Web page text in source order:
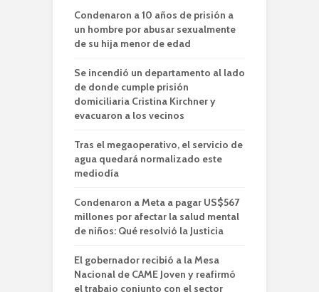
Condenaron a 10 años de prisión a
un hombre por abusar sexualmente
de su hija menor de edad
Se incendió un departamento al lado
de donde cumple prisión
domiciliaria Cristina Kirchner y
evacuaron a los vecinos
Tras el megaoperativo, el servicio de
agua quedará normalizado este
mediodía
Condenaron a Meta a pagar US$567
millones por afectar la salud mental
de niños: Qué resolvió la Justicia
El gobernador recibió a la Mesa
Nacional de CAME Joven y reafirmó
el trabajo conjunto con el sector